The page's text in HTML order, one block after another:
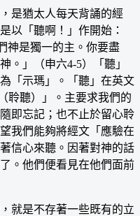
猶太人每天背誦的經
以「聽啊！」作開始：
神是獨一的主。你要盡
」（申六4-5）「聽」
「示瑪」。「聽」在英文
聆聽）」。主要求我們的
即忘記；也不止於留心聆
我們能夠將經文「應驗在
信心來聽。因著對神的話
。他們便看見在他們面前
是不存著一些既有的立